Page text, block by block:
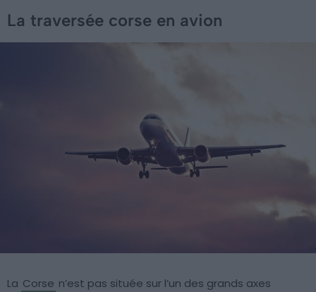
La traversée corse en avion
La Corse n’est pas située sur l’un des grands axes